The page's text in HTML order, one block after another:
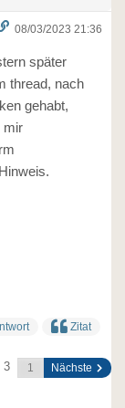
08/03/2023 21:36
später
thread, nach
gehabt,
mir
Zitat
3 Nächste